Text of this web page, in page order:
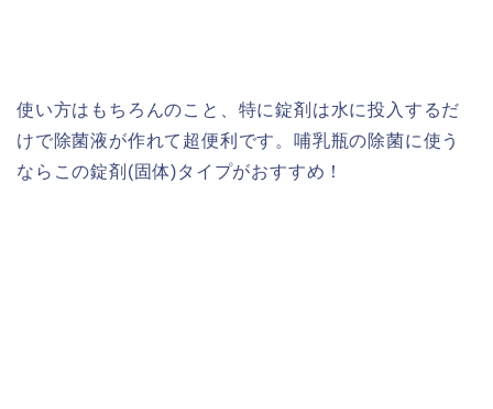
使い方はもちろんのこと、特に錠剤は水に投入するだ
けで除菌液が作れて超便利です。哺乳瓶の除菌に使う
ならこの錠剤(固体)タイプがおすすめ！